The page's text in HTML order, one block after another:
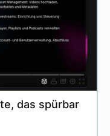
das spürbar